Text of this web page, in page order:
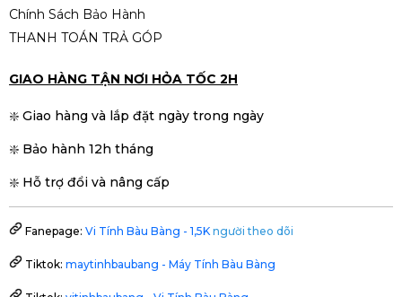
Chính Sách Bảo Hành
THANH TOÁN TRẢ GÓP
GIAO HÀNG TẬN NƠI HỎA TỐC 2H
❇️ Giao hàng và lắp đặt ngày trong ngày
❇️ Bảo hành 12h tháng
❇️ Hỗ trợ đổi và nâng cấp
Fanepage: Vi Tính Bàu Bàng - 1,5K người theo dõi
Tiktok: maytinhbaubang - Máy Tính Bàu Bàng